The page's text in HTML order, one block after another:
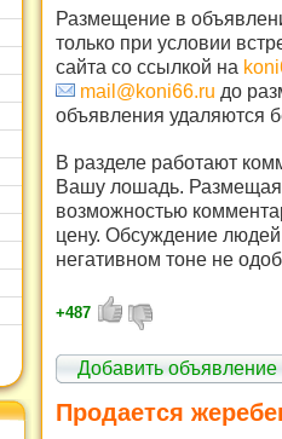
Размещение в
только при условии
сайта со ссылкой на
mail@koni66.ru до
объявления удаляются
В разделе работают
Вашу лошадь. Размещая
возможностью
цену. Обсуждение
негативном тоне не
+487
Добавить объявление
Продается